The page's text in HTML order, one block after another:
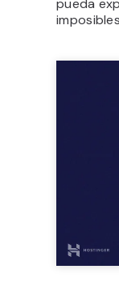
pueda